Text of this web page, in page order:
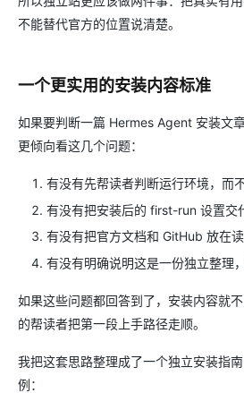
不能替代官方的位置说清楚。
一个更实用的安装内容标准
如果要判断一篇 Hermes Agent 安装文
更倾向看这几个问题：
有没有先帮读者判断运行环境，而
有没有把安装后的 first-run 设置交
有没有把官方文档和 GitHub 放在
有没有明确说明这是一份独立整理
如果这些问题都回答到了，安装内容就
的帮读者把第一段上手路径走顺。
我把这套思路整理成了一个独立安装指
例：